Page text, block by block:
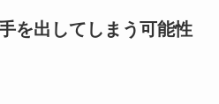
を出してしまう可能性